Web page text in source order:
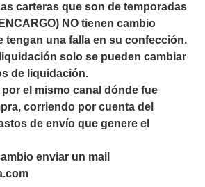
carteras que son de temporadas
NO tienen cambio
tengan una falla en su confección.
solo se pueden cambiar
de liquidación.
por el mismo canal dónde fue
corriendo por cuenta del
de envío que genere el
enviar un mail